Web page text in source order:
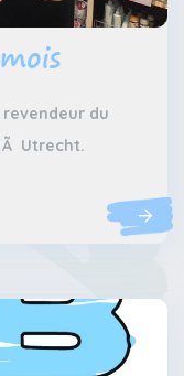
revendeur du
Ã Utrecht.